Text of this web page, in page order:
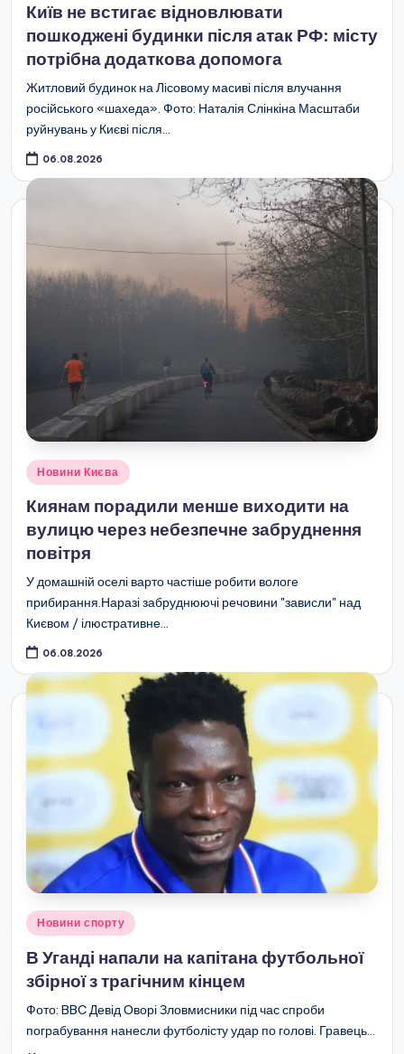
Київ не встигає відновлювати
пошкоджені будинки після атак РФ: місту
потрібна додаткова допомога
Житловий будинок на Лісовому масиві після влучання
російського «шахеда». Фото: Наталія Слінкіна Масштаби
руйнувань у Києві після…
06.08.2026
Опубліковано
Новини Києва
Киянам порадили менше виходити на
вулицю через небезпечне забруднення
повітря
У домашній оселі варто частіше робити вологе
прибирання.Наразі забруднюючі речовини "зависли" над
Києвом / ілюстративне…
06.08.2026
Опубліковано
Новини спорту
В Уганді напали на капітана футбольної
збірної з трагічним кінцем
Фото: BBC Девід Оворі Зловмисники під час спроби
пограбування нанесли футболісту удар по голові. Гравець…